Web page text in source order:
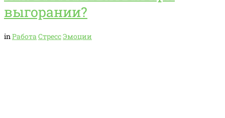
выгорании?
inРаботаСтрессЭмоции